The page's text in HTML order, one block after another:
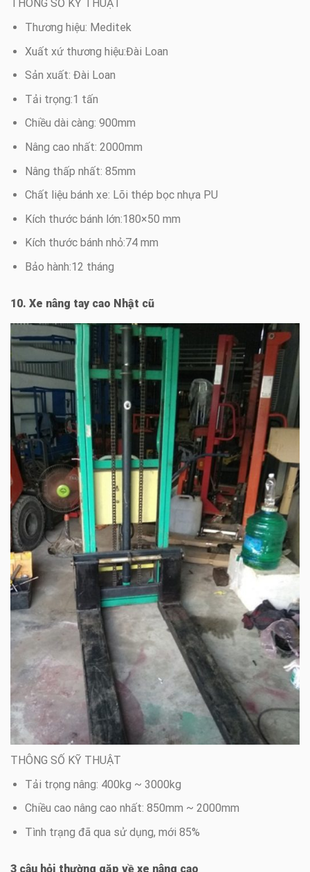
THÔNG SỐ KỸ THUẬT
Thương hiệu: Meditek
Xuất xứ thương hiệu:Đài Loan
Sản xuất: Đài Loan
Tải trọng:1 tấn
Chiều dài càng: 900mm
Nâng cao nhất: 2000mm
Nâng thấp nhất: 85mm
Chất liệu bánh xe: Lõi thép bọc nhựa PU
Kích thước bánh lớn:180×50 mm
Kích thước bánh nhỏ:74 mm
Bảo hành:12 tháng
10. Xe nâng tay cao Nhật cũ
THÔNG SỐ KỸ THUẬT
Tải trọng nâng: 400kg ~ 3000kg
Chiều cao nâng cao nhất: 850mm ~ 2000mm
Tình trạng đã qua sử dụng, mới 85%
3 câu hỏi thường gặp về xe nâng cao